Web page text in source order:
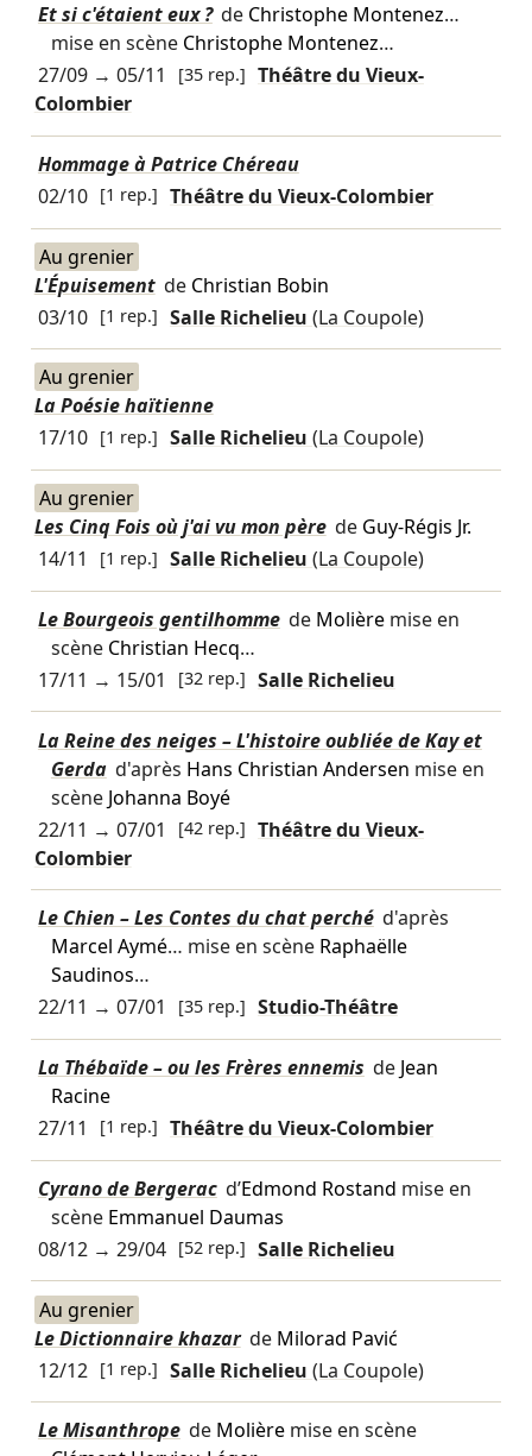
Et si c'étaient eux ? de Christophe Montenez…
mise en scène Christophe Montenez…
27/09→ 05/11 [35 rep.] Théâtre du Vieux-
Colombier
Hommage à Patrice Chéreau
02/10 [1 rep.] Théâtre du Vieux-Colombier
Au grenier
L'Épuisement de Christian Bobin
03/10 [1 rep.] Salle Richelieu(La Coupole)
Au grenier
La Poésie haïtienne
17/10 [1 rep.] Salle Richelieu(La Coupole)
Au grenier
Les Cinq Fois où j'ai vu mon père de Guy-Régis Jr.
14/11
[1 rep.] Salle Richelieu(La Coupole)
Le Bourgeois gentilhomme de Molièremise en
scène Christian Hecq…
17/11 → 15/01 [32 rep.] Salle Richelieu
La Reine des neiges – L'histoire oubliée de Kay et
Gerda d'après Hans Christian Andersen mise en
scène Johanna Boyé
22/11 → 07/01 [42 rep.] Théâtre du Vieux-
Colombier
Le Chien – Les Contes du chat perché d'après
Marcel Aymé… mise en scène Raphaëlle
Saudinos…
22/11 → 07/01 [35 rep.] Studio-Théâtre
La Thébaïde – ou les Frères ennemis de Jean
Racine
27/11
[1 rep.] Théâtre du Vieux-Colombier
Cyrano de Bergerac d’Edmond Rostand mise en
scène Emmanuel Daumas
08/12→ 29/04 [52 rep.] Salle Richelieu
Au grenier
Le Dictionnaire khazar de Milorad Pavić
12/12 [1 rep.] Salle Richelieu(La Coupole)
Le Misanthrope de Molièremise en scène